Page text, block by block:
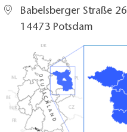
Babelsberger Straße 26
14473 Potsdam